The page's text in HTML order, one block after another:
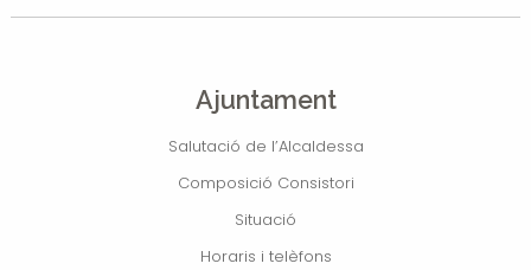
Ajuntament
Salutació de l’Alcaldessa
Composició Consistori
Situació
Horaris i telèfons